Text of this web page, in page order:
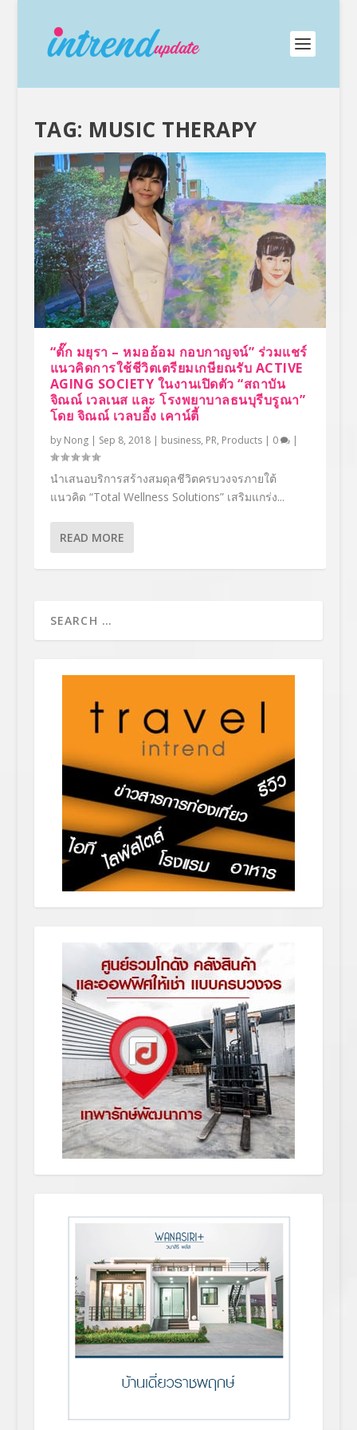
TAG: MUSIC THERAPY
“ตั๊ก มยุรา – หมออ้อม กอบกาญจน์” ร่วมแชร์
แนวคิดการใช้ชีวิตเตรียมเกษียณรับ ACTIVE
AGING SOCIETY ในงานเปิดตัว “สถาบัน
จิณณ์ เวลเนส และ โรงพยาบาลธนบุรีบรูณา”
โดย จิณณ์ เวลบอี้ง เคาน์ตี้
by Nong| Sep 8, 2018| business, PR, Products| 0 |
นำเสนอบริการสร้างสมดุลชีวิตครบวงจรภายใต้
แนวคิด “Total Wellness Solutions” เสริมแกร่ง...
READ MORE